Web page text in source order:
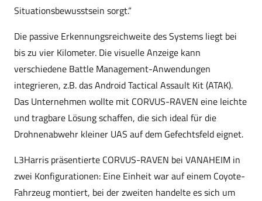
Situationsbewusstsein sorgt.“
Die passive Erkennungsreichweite des Systems liegt bei
bis zu vier Kilometer. Die visuelle Anzeige kann
verschiedene Battle Management-Anwendungen
integrieren, z.B. das Android Tactical Assault Kit (ATAK).
Das Unternehmen wollte mit CORVUS-RAVEN eine leichte
und tragbare Lösung schaffen, die sich ideal für die
Drohnenabwehr kleiner UAS auf dem Gefechtsfeld eignet.
L3Harris präsentierte CORVUS-RAVEN bei VANAHEIM in
zwei Konfigurationen: Eine Einheit war auf einem Coyote-
Fahrzeug montiert, bei der zweiten handelte es sich um